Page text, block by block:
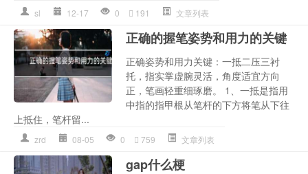
sl 12-17 0 191 文章列表
正确的握笔姿势和用力的关键
正确姿势和用力关键：一抵二压三衬
托，指实掌虚腕灵活，角度适宜方向
正，笔画轻重细琢磨。 1、一抵是指用
中指的指甲根从笔杆的下方将笔从下往
上抵住，笔杆留...
zrd 08-05 0 759 文章列表
gap什么梗